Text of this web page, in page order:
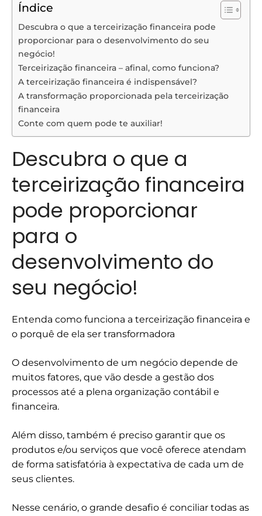
Índice
Descubra o que a terceirização financeira pode
proporcionar para o desenvolvimento do seu
negócio!
Terceirização financeira – afinal, como funciona?
A terceirização financeira é indispensável?
A transformação proporcionada pela terceirização
financeira
Conte com quem pode te auxiliar!
Descubra o que a
terceirização financeira
pode proporcionar
para o
desenvolvimento do
seu negócio!
Entenda como funciona a terceirização financeira e
o porquê de ela ser transformadora
O desenvolvimento de um negócio depende de
muitos fatores, que vão desde a gestão dos
processos até a plena organização contábil e
financeira.
Além disso, também é preciso garantir que os
produtos e/ou serviços que você oferece atendam
de forma satisfatória à expectativa de cada um de
seus clientes.
Nesse cenário, o grande desafio é conciliar todas as